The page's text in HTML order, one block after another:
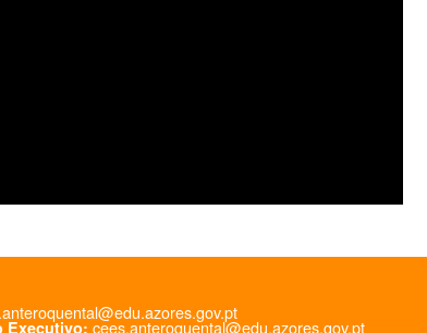
Executivo: cees.anteroquental@edu.azores.gov.pt